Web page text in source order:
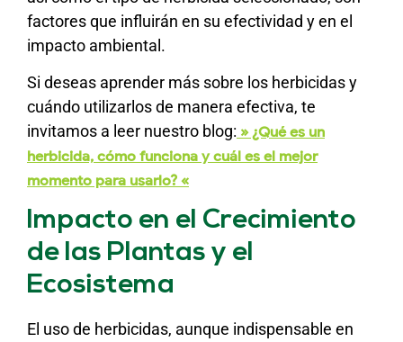
factores que influirán en su efectividad y en el
impacto ambiental.
Si deseas aprender más sobre los herbicidas y
cuándo utilizarlos de manera efectiva, te
invitamos a leer nuestro blog: » ¿Qué es un
herbicida, cómo funciona y cuál es el mejor
momento para usarlo? «
Impacto en el Crecimiento
de las Plantas y el
Ecosistema
El uso de herbicidas, aunque indispensable en